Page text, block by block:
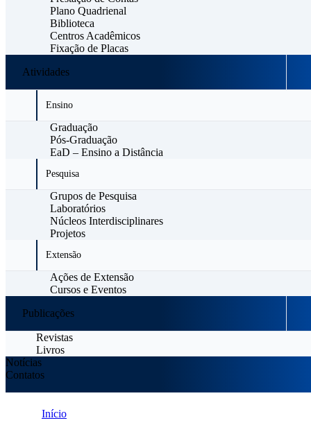
Plano Quadrienal
Biblioteca
Centros Acadêmicos
Fixação de Placas
Atividades
Ensino
Graduação
Pós-Graduação
EaD – Ensino a Distância
Pesquisa
Grupos de Pesquisa
Laboratórios
Núcleos Interdisciplinares
Projetos
Extensão
Ações de Extensão
Cursos e Eventos
Publicações
Revistas
Livros
Notícias
Contatos
Início